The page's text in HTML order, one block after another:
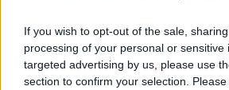
If you wish to opt-out of the sale,
processing of your personal or sensitive
targeted advertising by us, please use
section to confirm your selection.
izturējusi milzīgu dronu
izdara secinājumus
Lasīt citas